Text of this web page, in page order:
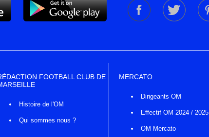
FOOTBALL CLUB DE
Histoire de l'OM
Qui sommes nous ?
MERCATO
Dirigeants OM
Effectif OM 2024 / 2025
OM Mercato